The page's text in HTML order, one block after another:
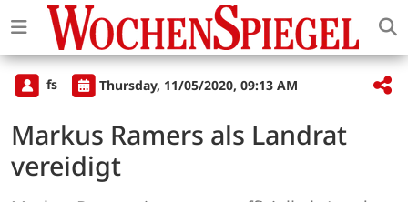
fs Thursday, 11/05/2020, 09:13 AM
Markus Ramers als Landrat
vereidigt